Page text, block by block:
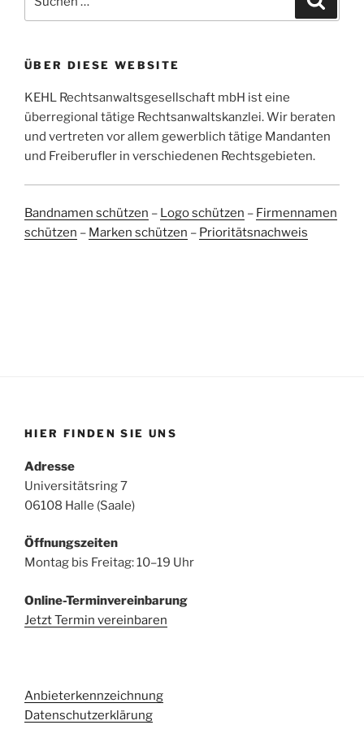
nach:
ÜBER DIESE WEBSITE
KEHL Rechtsanwaltsgesellschaft mbH ist eine
überregional tätige Rechtsanwaltskanzlei. Wir beraten
und vertreten vor allem gewerblich tätige Mandanten
und Freiberufler in verschiedenen Rechtsgebieten.
Bandnamen schützen – Logo schützen – Firmennamen
schützen – Marken schützen – Prioritätsnachweis
HIER FINDEN SIE UNS
Adresse
Universitätsring 7
06108 Halle (Saale)
Öffnungszeiten
Montag bis Freitag: 10–19 Uhr
Online-Terminvereinbarung
Jetzt Termin vereinbaren
Anbieterkennzeichnung
Datenschutzerklärung